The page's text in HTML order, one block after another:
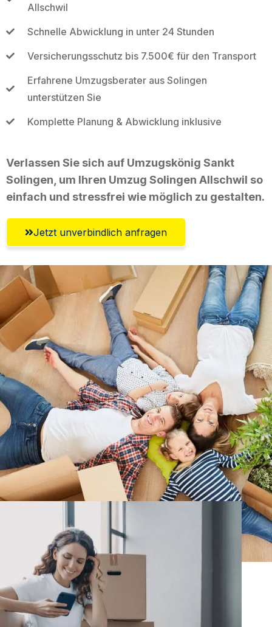
Allschwil
Schnelle Abwicklung in unter 24 Stunden
Versicherungsschutz bis 7.500€ für den Transport
Erfahrene Umzugsberater aus Solingen
unterstützen Sie
Komplette Planung & Abwicklung inklusive
Verlassen Sie sich auf Umzugskönig Sankt
Solingen, um Ihren Umzug Solingen Allschwil so
einfach und stressfrei wie möglich zu gestalten.
Jetzt unverbindlich anfragen